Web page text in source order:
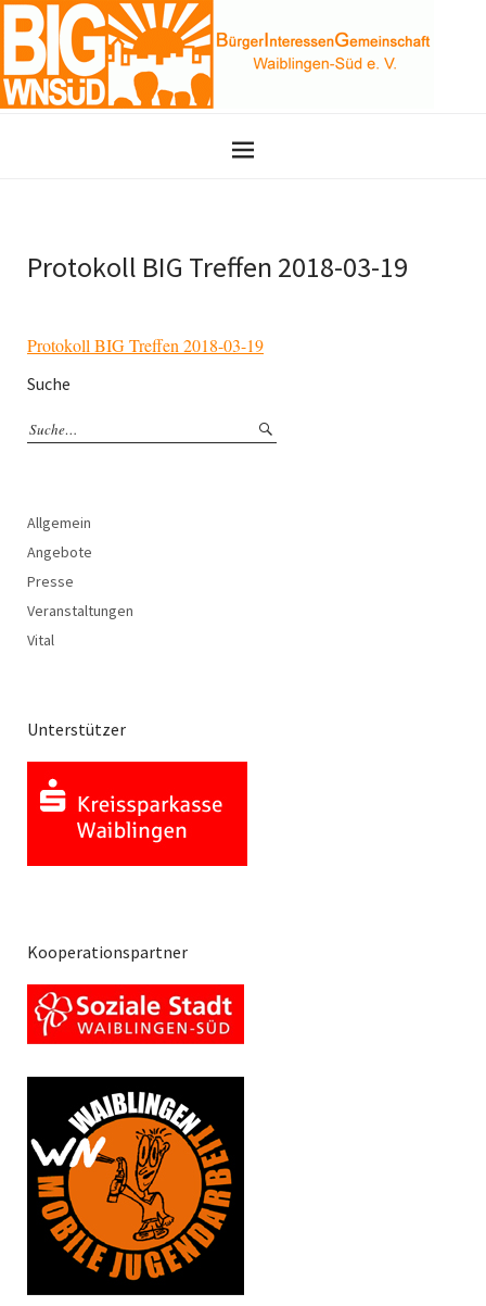
Protokoll BIG Treffen 2018-03-19
Protokoll BIG Treffen 2018-03-19
Suche
Allgemein
Angebote
Presse
Veranstaltungen
Vital
Unterstützer
Kooperationspartner